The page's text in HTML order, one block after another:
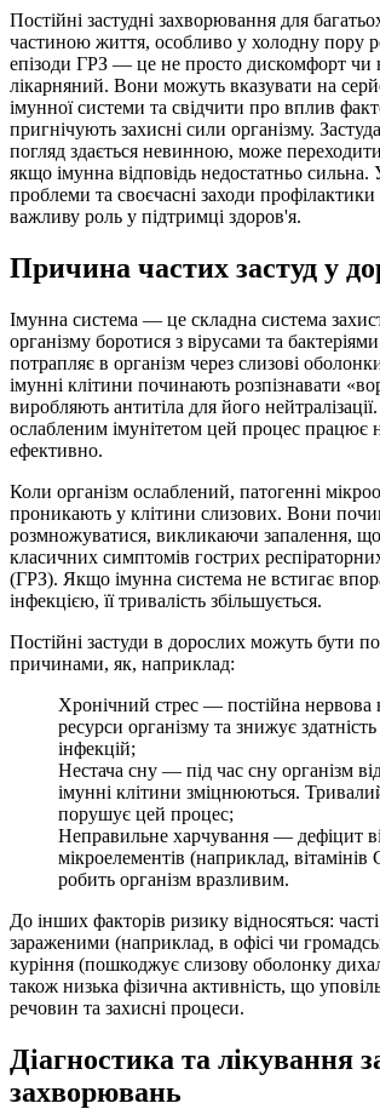
Постійні застудні захворювання для
частиною життя, особливо у холодну пору
епізоди ГРЗ — це не просто дискомфорт чи
лікарняний. Вони можуть вказувати на
імунної системи та свідчити про вплив
пригнічують захисні сили організму.
погляд здається невинною, може
якщо імунна відповідь недостатньо сильна.
проблеми та своєчасні заходи профілактики
важливу роль у підтримці здоров'я.
Причина частих застуд у
Імунна система — це складна система
організму боротися з вірусами та
потрапляє в організм через слизові
імунні клітини починають розпізнавати
виробляють антитіла для його
ослабленим імунітетом цей процес працює
ефективно.
Коли організм ослаблений, патогенні
проникають у клітини слизових. Вони
розмножуватися, викликаючи запалення,
класичних симптомів гострих
(ГРЗ). Якщо імунна система не встигає
інфекцією, її тривалість збільшується.
Постійні застуди в дорослих можуть бути
причинами, як, наприклад:
Хронічний стрес — постійна нервова
ресурси організму та знижує
інфекцій;
Нестача сну — під час сну організм
імунні клітини зміцнюються.
порушує цей процес;
Неправильне харчування — дефіцит
мікроелементів (наприклад,
робить організм вразливим.
До інших факторів ризику відносяться:
зараженими (наприклад, в офісі чи
куріння (пошкоджує слизову оболонку
також низька фізична активність, що
речовин та захисні процеси.
Діагностика та лікування
захворювань